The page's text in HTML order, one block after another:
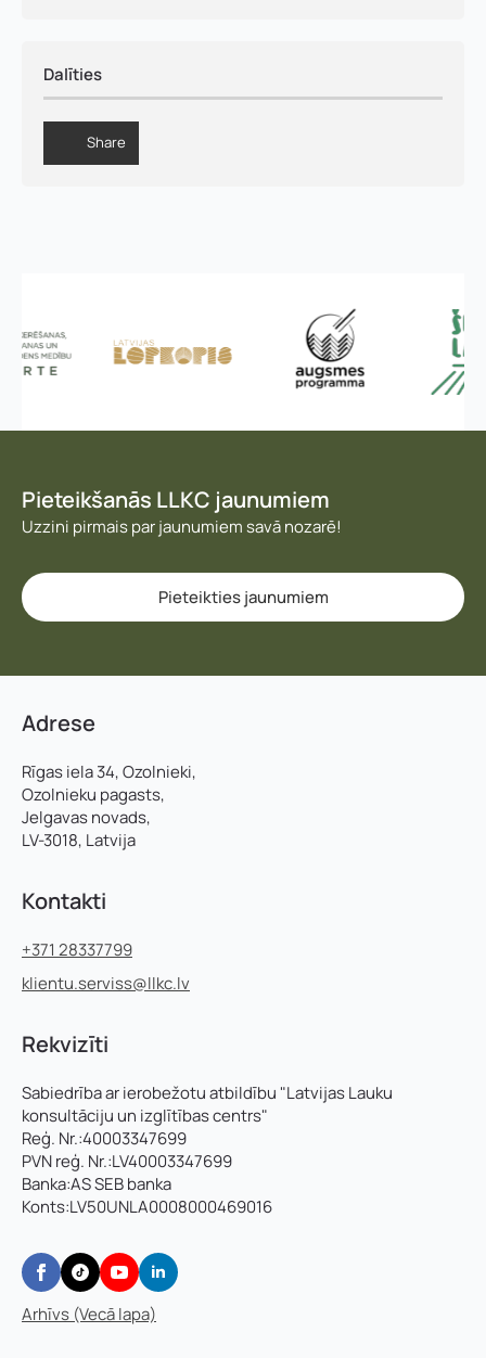
Dalīties
Share
Pieteikšanās LLKC jaunumiem
Uzzini pirmais par jaunumiem savā nozarē!
Pieteikties jaunumiem
Adrese
Rīgas iela 34, Ozolnieki,
Ozolnieku pagasts,
Jelgavas novads,
LV-3018, Latvija
Kontakti
+371 28337799
klientu.serviss@llkc.lv
Rekvizīti
Sabiedrība ar ierobežotu atbildību "Latvijas Lauku
konsultāciju un izglītības centrs"
Reģ. Nr.:40003347699
PVN reģ. Nr.:LV40003347699
Banka:AS SEB banka
Konts:LV50UNLA0008000469016
Arhīvs (Vecā lapa)